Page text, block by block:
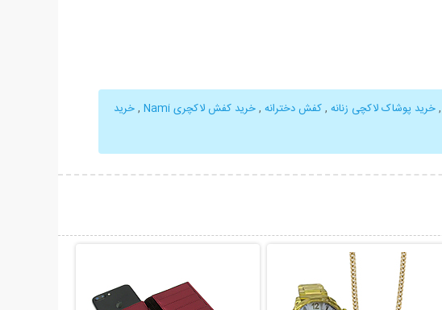
,خرید پوشاک لاکچی زنانه ,کفش دخترانه ,خرید کفش لاکچری Nami ,خرید